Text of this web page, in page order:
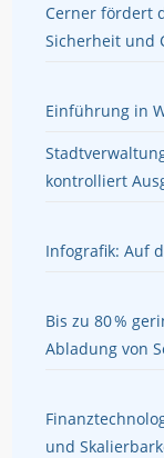
Cerner fördert
Sicherheit und
Einführung in
kontrolliert
Infografik: Auf
Bis zu 80 %
Abladung von
und